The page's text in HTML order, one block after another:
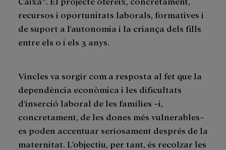
recursos i oportunitats laborals, formatives i
de suport a l'autonomia i la criança dels fills
entre els 0 i els 3 anys.
Vincles va sorgir com a resposta al fet que la
dependència econòmica i les dificultats
d'inserció laboral de les famílies −i,
concretament, de les dones més vulnerables−
es poden accentuar seriosament després de la
maternitat. L'objectiu, per tant, és recolzar les